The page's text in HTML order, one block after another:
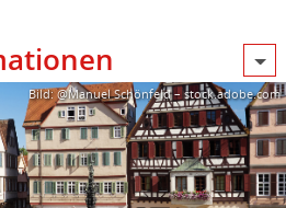
Bild: @Manuel Schönfeld – stock.adobe.com